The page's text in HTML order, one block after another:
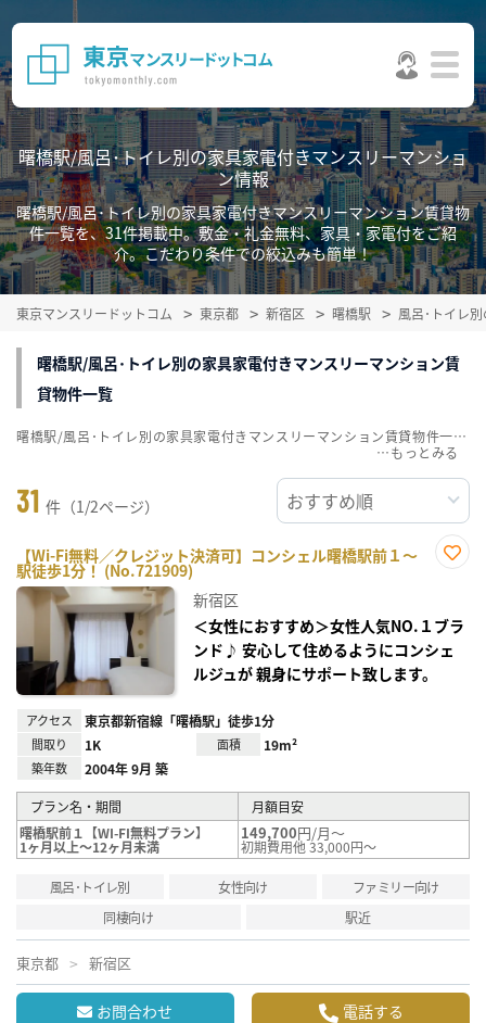
曙橋駅/風呂･トイレ別の家具家電付きマンスリーマンショ
ン情報
曙橋駅/風呂･トイレ別の家具家電付きマンスリーマンション賃貸物
件一覧を、31件掲載中。敷金・礼金無料、家具・家電付をご紹
介。こだわり条件での絞込みも簡単！
東京マンスリードットコム 東京都 新宿区 曙橋駅 風呂･トイレ
曙橋駅/風呂･トイレ別の家具家電付きマンスリーマンション賃
貸物件一覧
31 件（1/2ページ）
【Wi-Fi無料／クレジット決済可】コンシェル曙橋駅前１～
駅徒歩1分！ (No.721909)
録
新宿区
＜女性におすすめ＞女性人気NO.１ブラ
ンド♪ 安心して住めるようにコンシェ
ルジュが 親身にサポート致します。
アクセス 東京都新宿線「曙橋駅」徒歩1分
間取り 1K 面積 19m²
築年数 2004年 9月 築
プラン名・期間
月額目安
曙橋駅前１【WI-FI無料プラン】
1ヶ月以上～12ヶ月未満
149,700円/月～
初期費用他 33,000円～
風呂･トイレ別 女性向け
ファミリー向け
同棲向け
駅近
東京都 新宿区
お問合わせ 電話する
曙橋駅/風呂･トイレ別の家具家電付きマンスリーマンション賃貸物件一覧を、31件掲載中。敷金・礼金無料、家具・家電付をご紹介。こだわり条件での絞込みも簡単！
…